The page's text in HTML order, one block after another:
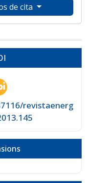
de cita
revistaenerg